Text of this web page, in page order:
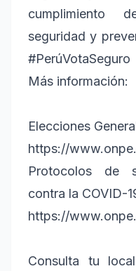
cumplimiento
seguridad y
#PerúVotaSeguro
Más información:
Elecciones
https://
Protocolos de
contra la COVID-
https://
Consulta tu